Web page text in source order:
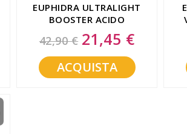
EUPHIDRA ULTRALIGHT
BOOSTER ACIDO
MANDELICO 15 ML
42,90 € Special
Price
21,45 €
ACQUISTA